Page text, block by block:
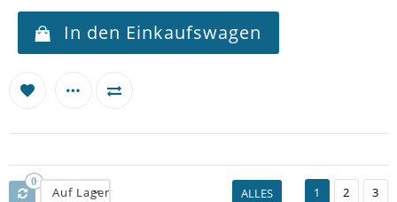
In den Einkaufswagen
0
Auf Lager ALLES 1 2 3